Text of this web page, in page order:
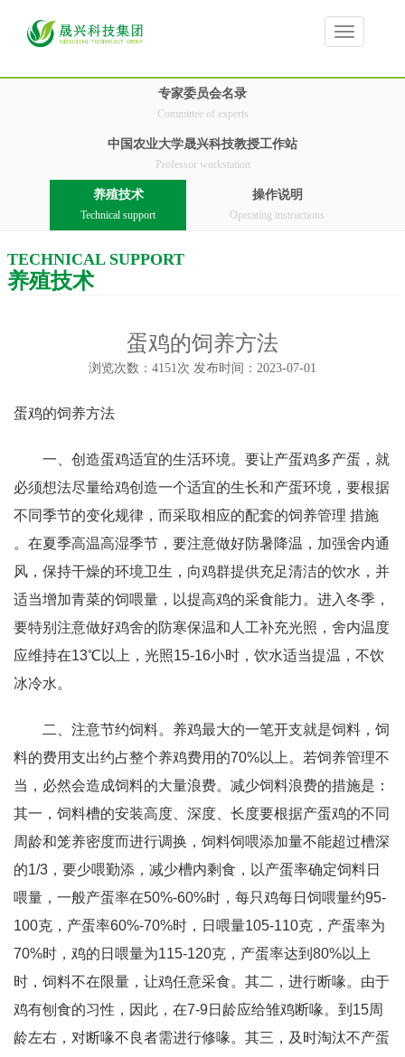
Toggle
专家委员会名录
Committee of experts
中国农业大学晟兴科技教授工作站
Professor workstation
养殖技术
Technical support
操作说明
Operating instructions
TECHNICAL SUPPORT
养殖技术
蛋鸡的饲养方法
浏览次数：4151次 发布时间：2023-07-01
蛋鸡的饲养方法
一、创造蛋鸡适宜的生活环境。要让产蛋鸡多产蛋，就
必须想法尽量给鸡创造一个适宜的生长和产蛋环境，要根据
不同季节的变化规律，而采取相应的配套的饲养管理 措施
。在夏季高温高湿季节，要注意做好防暑降温，加强舍内通
风，保持干燥的环境卫生，向鸡群提供充足清洁的饮水，并
适当增加青菜的饲喂量，以提高鸡的采食能力。进入冬季，
要特别注意做好鸡舍的防寒保温和人工补充光照，舍内温度
应维持在13℃以上，光照15-16小时，饮水适当提温，不饮
冰冷水。
二、注意节约饲料。养鸡最大的一笔开支就是饲料，饲
料的费用支出约占整个养鸡费用的70%以上。若饲养管理不
当，必然会造成饲料的大量浪费。减少饲料浪费的措施是：
其一，饲料槽的安装高度、深度、长度要根据产蛋鸡的不同
周龄和笼养密度而进行调换，饲料饲喂添加量不能超过槽深
的1/3，要少喂勤添，减少槽内剩食，以产蛋率确定饲料日
喂量，一般产蛋率在50%-60%时，每只鸡每日饲喂量约95-
100克，产蛋率60%-70%时，日喂量105-110克，产蛋率为
70%时，鸡的日喂量为115-120克，产蛋率达到80%以上
时，饲料不在限量，让鸡任意采食。其二，进行断喙。由于
鸡有刨食的习性，因此，在7-9日龄应给雏鸡断喙。到15周
龄左右，对断喙不良者需进行修喙。其三，及时淘汰不产蛋